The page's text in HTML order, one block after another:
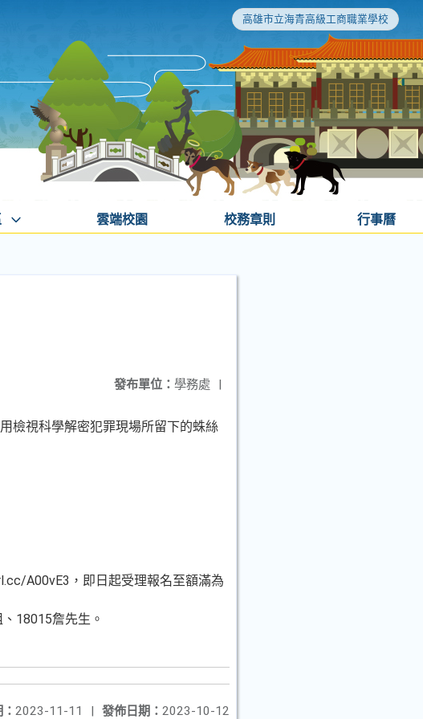
高雄市立海青高級工商職業學校
雲端校園 校務章則 行事曆
發布單位： 學務處 |
檢視科學解密犯罪現場所留下的蛛絲
A00vE3，即日起受理報名至額滿為
18015詹先生。
發佈日期： 2023-10-12
2023-11-11 |